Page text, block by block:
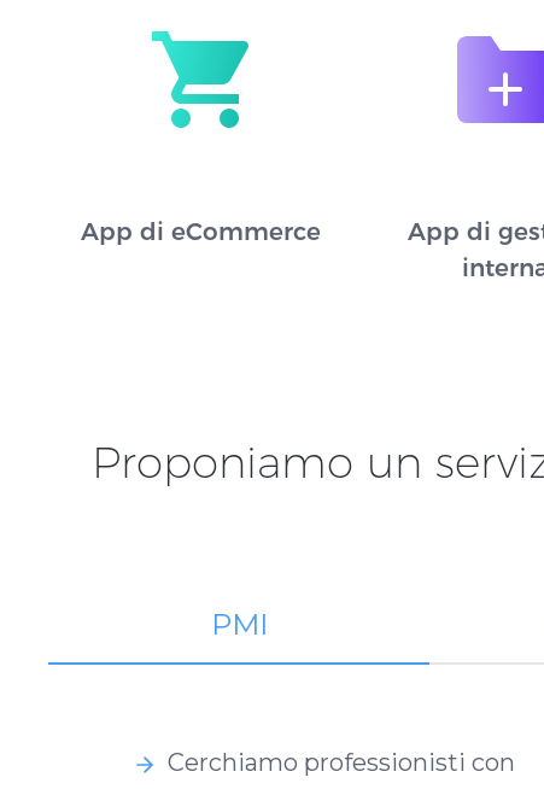
App di eCommerce
App di
Proponiamo un
PMI
Cerchiamo professionisti con